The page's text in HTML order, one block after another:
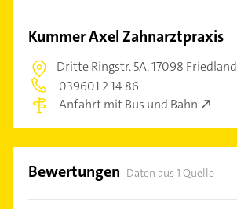
Kummer Axel Zahnarztpraxis
Dritte Ringstr. 5A,17098 Friedland
039601 2 14 86
Anfahrt mit Bus und Bahn
Bewertungen Daten aus 1 Quelle